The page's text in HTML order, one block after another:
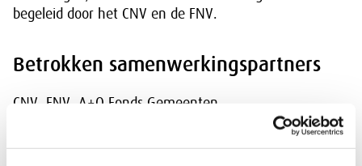
begeleid door het CNV en de FNV.
Betrokken samenwerkingspartners
CNV, FNV, A+O Fonds Gemeenten
Contactpersoon